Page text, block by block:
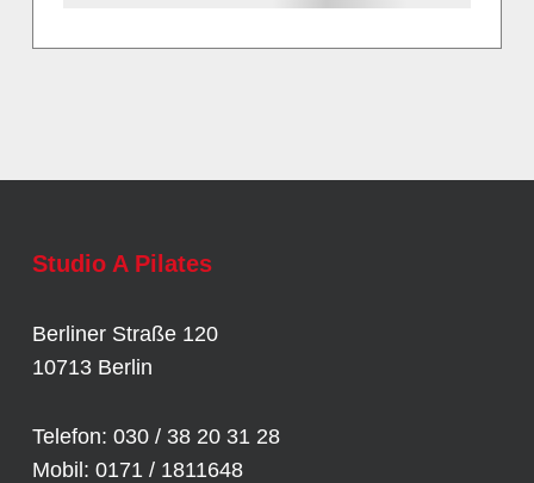
Studio A Pilates
Berliner Straße 120
10713 Berlin
Telefon: 030 / 38 20 31 28
Mobil: 0171 / 1811648